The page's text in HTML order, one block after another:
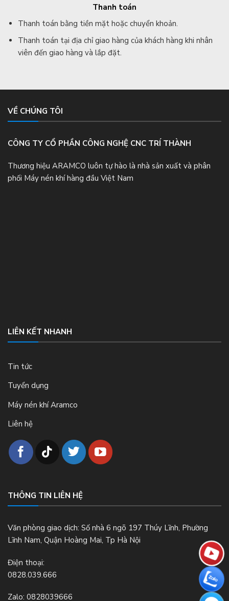
Thanh toán
Thanh toán bằng tiền mặt hoặc chuyển khoản.
Thanh toán tại địa chỉ giao hàng của khách hàng khi nhân
viên đến giao hàng và lắp đặt.
VỀ CHÚNG TÔI
CÔNG TY CỔ PHẦN CÔNG NGHỆ CNC TRÍ THÀNH
Thương hiệu ARAMCO luôn tự hào là nhà sản xuất và phân
phối Máy nén khí hàng đầu Việt Nam
LIÊN KẾT NHANH
Tin tức
Tuyển dụng
Máy nén khí Aramco
Liên hệ
THÔNG TIN LIÊN HỆ
Văn phòng giao dịch: Số nhà 6 ngõ 197 Thúy Lĩnh, Phường
Lĩnh Nam, Quận Hoàng Mai, Tp Hà Nội
Điện thoại:
0828.039.666
Zalo: 0828039666